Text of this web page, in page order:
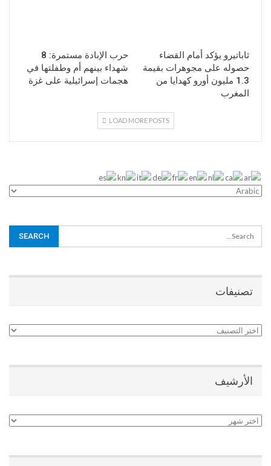
ثاباتيرو يؤكد أمام القضاء
حصوله على مجوهرات بقيمة
1.3 مليون أورو كهدايا من
المغرب
حرب الإبادة مستمرة: 8
شهداء بينهم أم وطفلتها في
هجمات إسرائيلية على غزة
LOAD MORE POSTS
تصنيفات
تصنيفات
الأرشيف
الأرشيف